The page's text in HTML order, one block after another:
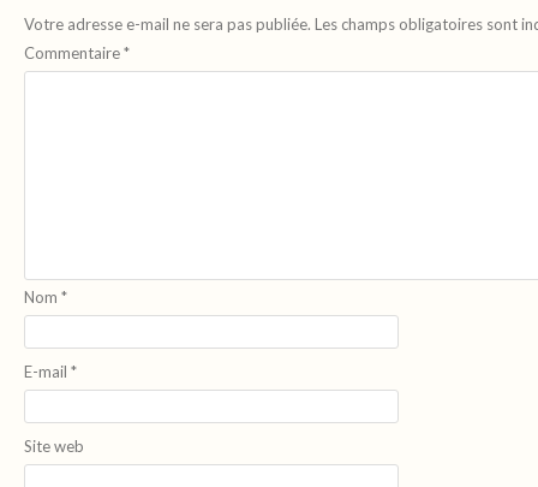
Votre adresse e-mail ne sera pas publiée. Les champs obligatoires sont
Commentaire*
Nom *
E-mail *
Site web